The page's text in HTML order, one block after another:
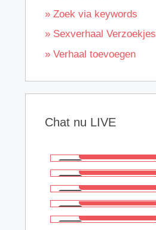
» Zoek via keywords
» Sexverhaal Verzoekjes
» Verhaal toevoegen
Chat nu LIVE